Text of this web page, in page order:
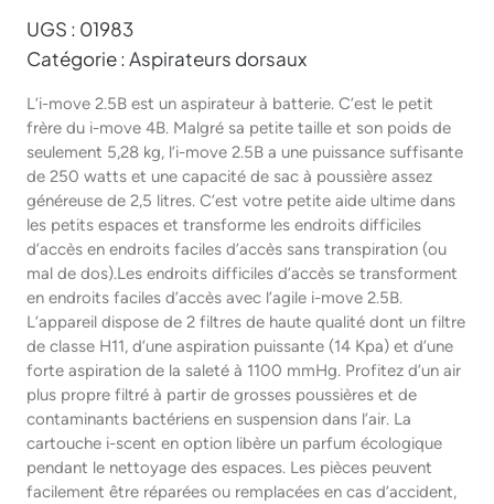
UGS : 01983
Catégorie : Aspirateurs dorsaux
L’i-move 2.5B est un aspirateur à batterie. C’est le petit
frère du i-move 4B. Malgré sa petite taille et son poids de
seulement 5,28 kg, l’i-move 2.5B a une puissance suffisante
de 250 watts et une capacité de sac à poussière assez
généreuse de 2,5 litres. C’est votre petite aide ultime dans
les petits espaces et transforme les endroits difficiles
d’accès en endroits faciles d’accès sans transpiration (ou
mal de dos).Les endroits difficiles d’accès se transforment
en endroits faciles d’accès avec l’agile i-move 2.5B.
L’appareil dispose de 2 filtres de haute qualité dont un filtre
de classe H11, d’une aspiration puissante (14 Kpa) et d’une
forte aspiration de la saleté à 1100 mmHg. Profitez d’un air
plus propre filtré à partir de grosses poussières et de
contaminants bactériens en suspension dans l’air. La
cartouche i-scent en option libère un parfum écologique
pendant le nettoyage des espaces. Les pièces peuvent
facilement être réparées ou remplacées en cas d’accident,